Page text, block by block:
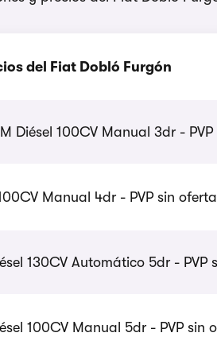
del Fiat Dobló Furgón
Diésel 100CV Manual 3dr - PVP
Manual 4dr - PVP sin
130CV Automático 5dr - PVP
100CV Manual 5dr - PVP sin